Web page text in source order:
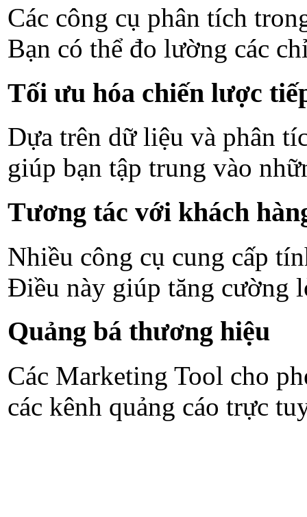
Các công cụ phân tích
Bạn có thể đo lường các
Tối ưu hóa chiến lược
Dựa trên dữ liệu và phân
giúp bạn tập trung vào
Tương tác với khách
Nhiều công cụ cung cấp
Điều này giúp tăng cường
Quảng bá thương hiệu
Các Marketing Tool cho
các kênh quảng cáo trực